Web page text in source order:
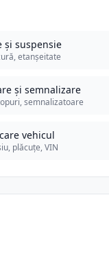
și suspensie
etanșeitate
și semnalizare
semnalizatoare
vehicul
plăcuțe, VIN